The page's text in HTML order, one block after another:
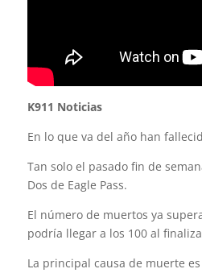
K911 Noticias
En lo que va del año han
Tan solo el pasado fin de
Dos de Eagle Pass.
El número de muertos ya
podría llegar a los 100 al
La principal causa de muerte